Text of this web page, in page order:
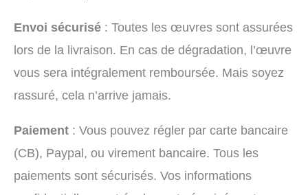
Envoi sécurisé : Toutes les œuvres sont assurées
lors de la livraison. En cas de dégradation, l’œuvre
vous sera intégralement remboursée. Mais soyez
rassuré, cela n’arrive jamais.
Paiement : Vous pouvez régler par carte bancaire
(CB), Paypal, ou virement bancaire. Tous les
paiements sont sécurisés. Vos informations